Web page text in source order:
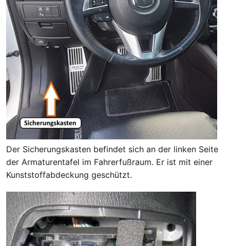
Der Sicherungskasten befindet sich an der linken Seite
der Armaturentafel im Fahrerfußraum. Er ist mit einer
Kunststoffabdeckung geschützt.